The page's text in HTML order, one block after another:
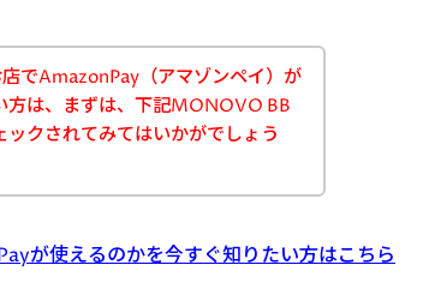
でAmazonPay（アマゾンペイ）が
方は、まずは、下記MONOVO BB
クされてみてはいかがでしょう
が使えるのかを今すぐ知りたい方はこちら